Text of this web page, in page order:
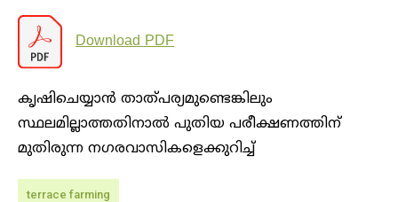
Download PDF
കൃഷിചെയ്യാന്‍ താത്പര്യമുണ്ടെങ്കിലും
സ്ഥലമില്ലാത്തതിനാല്‍ പുതിയ പരീക്ഷണത്തിന്
മുതിരുന്ന നഗരവാസികളെക്കുറിച്ച്‌
terrace farming